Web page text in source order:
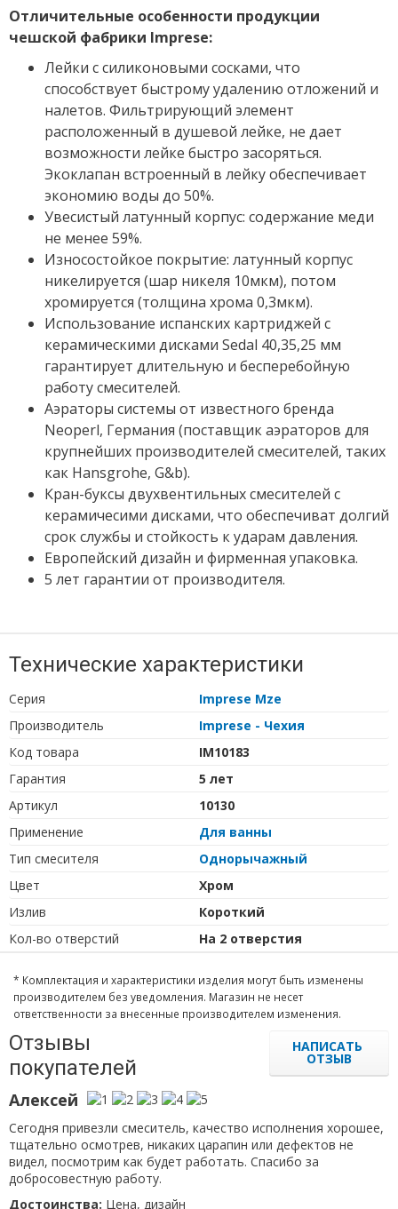
Отличительные особенности продукции
чешской фабрики Imprese:
Лейки с силиконовыми сосками, что
способствует быстрому удалению отложений и
налетов. Фильтрирующий элемент
расположенный в душевой лейке, не дает
возможности лейке быстро засоряться.
Экоклапан встроенный в лейку обеспечивает
экономию воды до 50%.
Увесистый латунный корпус: содержание меди
не менее 59%.
Износостойкое покрытие: латунный корпус
никелируется (шар никеля 10мкм), потом
хромируется (толщина хрома 0,3мкм).
Использование испанских картриджей с
керамическими дисками Sedal 40,35,25 мм
гарантирует длительную и бесперебойную
работу смесителей.
Аэраторы системы от известного бренда
Neoperl, Германия (поставщик аэраторов для
крупнейших производителей смесителей, таких
как Hansgrohe, G&b).
Кран-буксы двухвентильных смесителей с
керамичесими дисками, что обеспечиват долгий
срок службы и стойкость к ударам давления.
Европейский дизайн и фирменная упаковка.
5 лет гарантии от производителя.
Технические характеристики
Серия
Imprese Mze
Производитель
Imprese - Чехия
Код товара
IM10183
Гарантия
5 лет
Артикул
10130
Применение
Для ванны
Тип cмесителя
Однорычажный
Цвет
Хром
Излив
Короткий
Кол-во отверстий
На 2 отверстия
* Комплектация и характеристики изделия могут быть изменены
производителем без уведомления. Магазин не несет
ответственности за внесенные производителем изменения.
Отзывы
покупателей
НАПИСАТЬ
ОТЗЫВ
Алексей
Сегодня привезли смеситель, качество исполнения хорошее,
тщательно осмотрев, никаких царапин или дефектов не
видел, посмотрим как будет работать. Спасибо за
добросовестную работу.
Достоинства: Цена, дизайн